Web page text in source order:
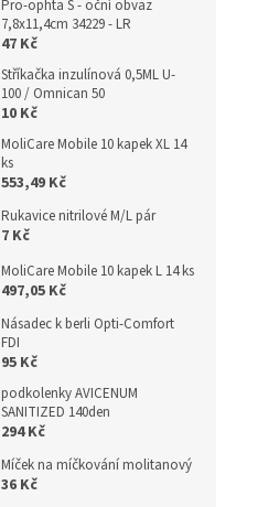
Pro-ophta S - oční obvaz
7,8x11,4cm 34229 - LR
47 Kč
Stříkačka inzulínová 0,5ML U-
100 / Omnican 50
10 Kč
MoliCare Mobile 10 kapek XL 14
ks
553,49 Kč
Rukavice nitrilové M/L pár
7 Kč
MoliCare Mobile 10 kapek L 14 ks
497,05 Kč
Násadec k berli Opti-Comfort
FDI
95 Kč
podkolenky AVICENUM
SANITIZED 140den
294 Kč
Míček na míčkování molitanový
36 Kč